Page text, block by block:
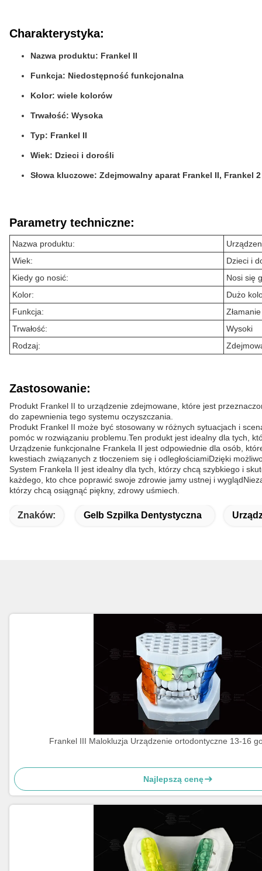
Charakterystyka:
Nazwa produktu: Frankel II
Funkcja: Niedostępność funkcjonalna
Kolor: wiele kolorów
Trwałość: Wysoka
Typ: Frankel II
Wiek: Dzieci i dorośli
Słowa kluczowe: Zdejmowalny aparat Frankel II, Frankel
Parametry techniczne:
Nazwa produktu:
Wiek:
Dzieci i
Kiedy go nosić:
Nosi się
Kolor:
Dużo
Funkcja:
Trwałość:
Wysoki
Rodzaj:
Zastosowanie:
Produkt Frankel II to urządzenie zdejmowane, które jest
do zapewnienia tego systemu oczyszczania.
Produkt Frankel II może być stosowany w różnych sytuacjach i
pomóc w rozwiązaniu problemu.Ten produkt jest idealny dla tych,
Urządzenie funkcjonalne Frankela II jest odpowiednie dla osób,
kwestiach związanych z tłoczeniem się i odległościamiDzięki
System Frankela II jest idealny dla tych, którzy chcą szybkiego i
każdego, kto chce poprawić swoje zdrowie jamy ustnej i
którzy chcą osiągnąć piękny, zdrowy uśmiech.
Znaków: Gelb Szpilka Dentystyczna
Frankel III Malokluzja Urządzenie ortodontyczne 13-16
Najlepszą cenę